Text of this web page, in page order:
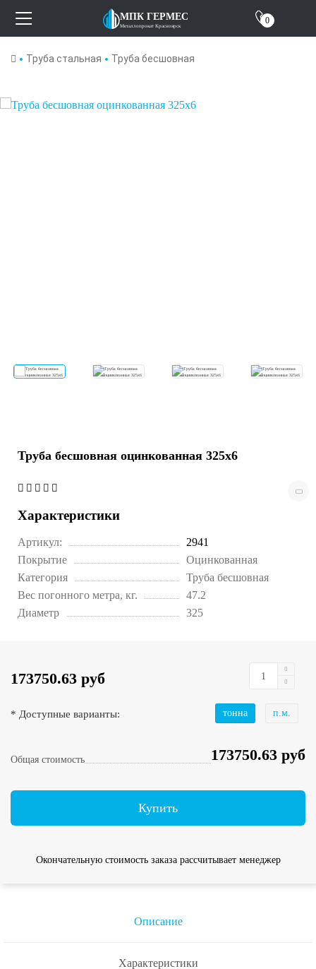
Отзывы
О компании
МПК ГЕРМЕС
Металлопрокат Красноярск
0
Труба стальная Труба бесшовная
Труба бесшовная оцинкованная 325х6
Характеристики
Артикул:
2941
Покрытие
Оцинкованная
Категория
Труба бесшовная
Вес погонного метра, кг.
47.2
Диаметр
325
173750.63 руб
* Доступные варианты: тонна п.м.
Общая стоимость 173750.63 руб
Купить
Окончательную стоимость заказа рассчитывает менеджер
Описание
Характеристики